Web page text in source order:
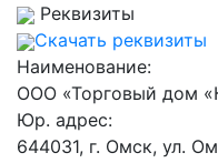
Реквизиты
Скачать реквизиты
Наименование:
ООО «Торговый дом
Юр. адрес:
644031, г. Омск, ул.